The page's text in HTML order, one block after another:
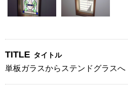
TITLE タイトル
単板ガラスからステンドグラスへ